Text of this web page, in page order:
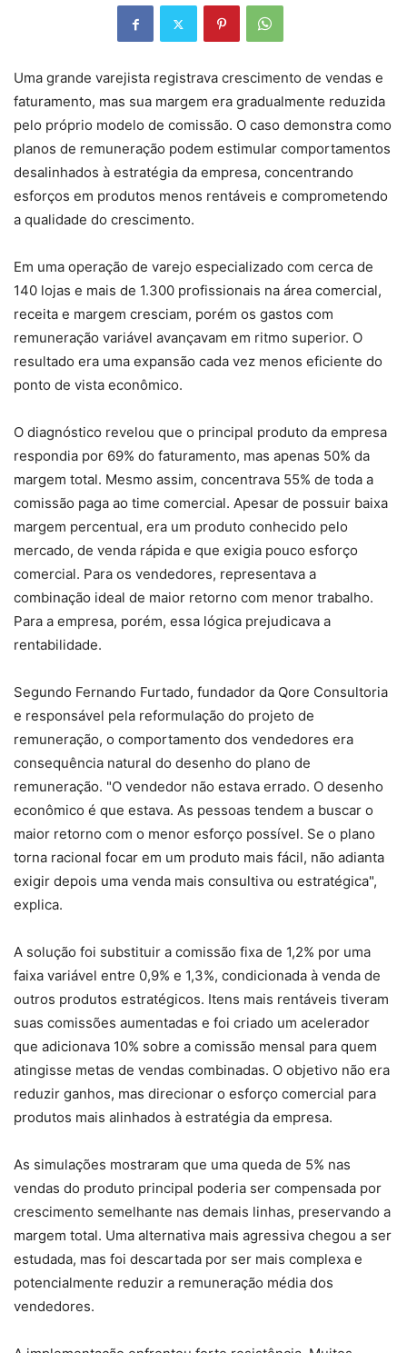
Uma grande varejista registrava crescimento de vendas e
faturamento, mas sua margem era gradualmente reduzida
pelo próprio modelo de comissão. O caso demonstra como
planos de remuneração podem estimular comportamentos
desalinhados à estratégia da empresa, concentrando
esforços em produtos menos rentáveis e comprometendo
a qualidade do crescimento.
Em uma operação de varejo especializado com cerca de
140 lojas e mais de 1.300 profissionais na área comercial,
receita e margem cresciam, porém os gastos com
remuneração variável avançavam em ritmo superior. O
resultado era uma expansão cada vez menos eficiente do
ponto de vista econômico.
O diagnóstico revelou que o principal produto da empresa
respondia por 69% do faturamento, mas apenas 50% da
margem total. Mesmo assim, concentrava 55% de toda a
comissão paga ao time comercial. Apesar de possuir baixa
margem percentual, era um produto conhecido pelo
mercado, de venda rápida e que exigia pouco esforço
comercial. Para os vendedores, representava a
combinação ideal de maior retorno com menor trabalho.
Para a empresa, porém, essa lógica prejudicava a
rentabilidade.
Segundo Fernando Furtado, fundador da Qore Consultoria
e responsável pela reformulação do projeto de
remuneração, o comportamento dos vendedores era
consequência natural do desenho do plano de
remuneração. "O vendedor não estava errado. O desenho
econômico é que estava. As pessoas tendem a buscar o
maior retorno com o menor esforço possível. Se o plano
torna racional focar em um produto mais fácil, não adianta
exigir depois uma venda mais consultiva ou estratégica",
explica.
A solução foi substituir a comissão fixa de 1,2% por uma
faixa variável entre 0,9% e 1,3%, condicionada à venda de
outros produtos estratégicos. Itens mais rentáveis tiveram
suas comissões aumentadas e foi criado um acelerador
que adicionava 10% sobre a comissão mensal para quem
atingisse metas de vendas combinadas. O objetivo não era
reduzir ganhos, mas direcionar o esforço comercial para
produtos mais alinhados à estratégia da empresa.
As simulações mostraram que uma queda de 5% nas
vendas do produto principal poderia ser compensada por
crescimento semelhante nas demais linhas, preservando a
margem total. Uma alternativa mais agressiva chegou a ser
estudada, mas foi descartada por ser mais complexa e
potencialmente reduzir a remuneração média dos
vendedores.